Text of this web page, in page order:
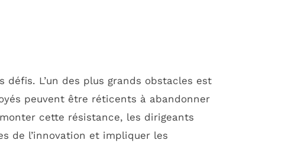
défis. L’un des plus grands obstacles est
peuvent être réticents à abandonner
cette résistance, les dirigeants
de l’innovation et impliquer les